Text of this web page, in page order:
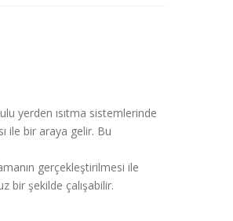
yerden ısıtma sistemlerinde
ile bir araya gelir. Bu
gerçekleştirilmesi ile
bir şekilde çalışabilir.